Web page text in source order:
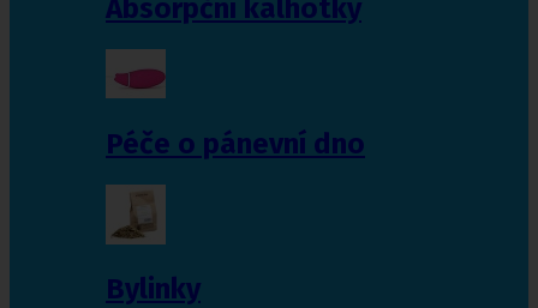
Absorpční kalhotky
Péče o pánevní dno
Bylinky